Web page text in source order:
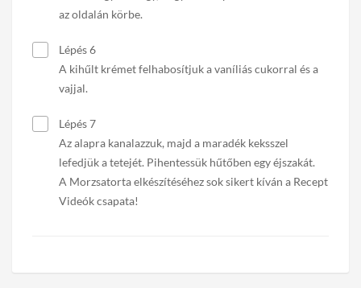
az oldalán körbe.
Lépés 6
A kihűlt krémet felhabosítjuk a vaníliás cukorral és a
vajjal.
Lépés 7
Az alapra kanalazzuk, majd a maradék keksszel
lefedjük a tetejét. Pihentessük hűtőben egy éjszakát.
A Morzsatorta elkészítéséhez sok sikert kíván a Recept
Videók csapata!